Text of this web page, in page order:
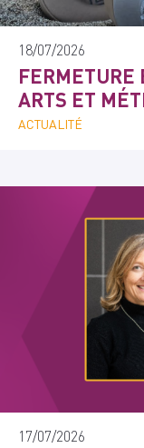
18/07/2026
FERMETURE
ARTS ET
ACTUALITÉ
17/07/2026